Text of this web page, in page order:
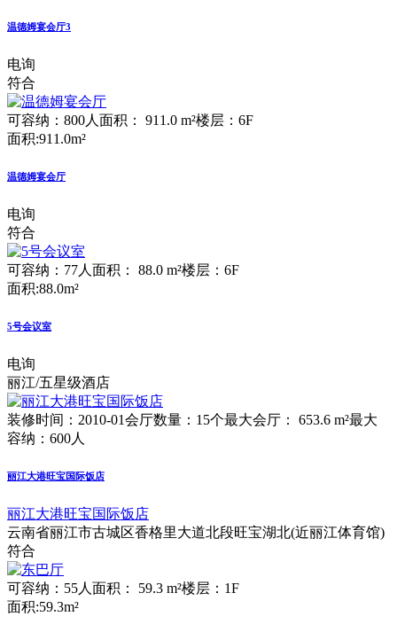
温德姆宴会厅3
电询
符合
可容纳：800人 面积： 911.0 m²楼层：6F
面积:911.0m²
温德姆宴会厅
电询
符合
可容纳：77人 面积： 88.0 m²楼层：6F
面积:88.0m²
5号会议室
电询
丽江/五星级酒店
装修时间：2010-01会厅数量：15个最大会厅： 653.6 m²最大
容纳：600人
丽江大港旺宝国际饭店
丽江大港旺宝国际饭店
云南省丽江市古城区香格里大道北段旺宝湖北(近丽江体育馆)
符合
可容纳：55人 面积： 59.3 m²楼层：1F
面积:59.3m²